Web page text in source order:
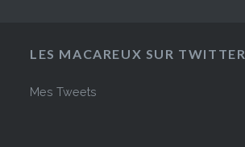
LES MACAREUX SUR TWITTER
Mes Tweets